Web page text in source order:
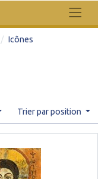
Icônes
Trier par position